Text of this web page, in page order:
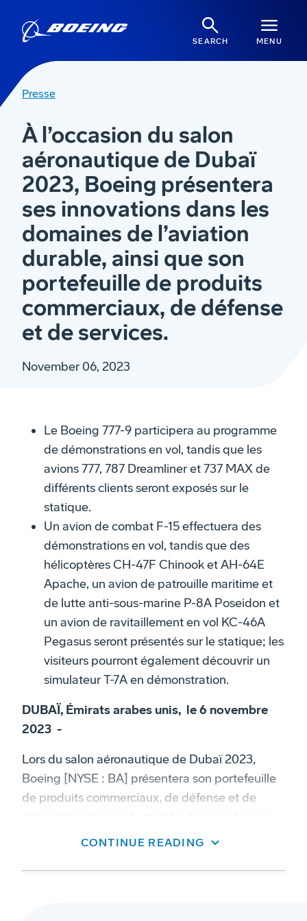
SEARCH MENU
Presse
À l’occasion du salon
aéronautique de Dubaï
2023, Boeing présentera
ses innovations dans les
domaines de l’aviation
durable, ainsi que son
portefeuille de produits
commerciaux, de défense
et de services.
November 06, 2023
Le Boeing 777-9 participera au programme
de démonstrations en vol, tandis que les
avions 777, 787 Dreamliner et 737 MAX de
différents clients seront exposés sur le
statique.
Un avion de combat F-15 effectuera des
démonstrations en vol, tandis que des
hélicoptères CH-47F Chinook et AH-64E
Apache, un avion de patrouille maritime et
de lutte anti-sous-marine P-8A Poseidon et
un avion de ravitaillement en vol KC-46A
Pegasus seront présentés sur le statique; les
visiteurs pourront également découvrir un
simulateur T-7A en démonstration.
DUBAÏ, Émirats arabes unis, le 6 novembre
2023 -
Lors du salon aéronautique de Dubaï 2023,
Boeing [NYSE : BA] présentera son portefeuille
de produits commerciaux, de défense et de
gros-porteur Boeing 777-9 prenant part au
Groupe présentera également son avion de
CONTINUE READING